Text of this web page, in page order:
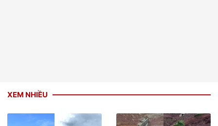
XEM NHIỀU